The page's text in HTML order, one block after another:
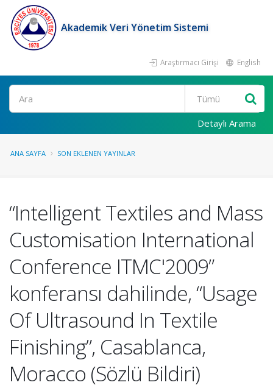
Akademik Veri Yönetim Sistemi
Araştırmacı Girişi English
Ara
Detaylı Arama
ANA SAYFA SON EKLENEN YAYINLAR
“Intelligent Textiles and Mass
Customisation International
Conference ITMC'2009”
konferansı dahilinde, “Usage
Of Ultrasound In Textile
Finishing”, Casablanca,
Moracco (Sözlü Bildiri)